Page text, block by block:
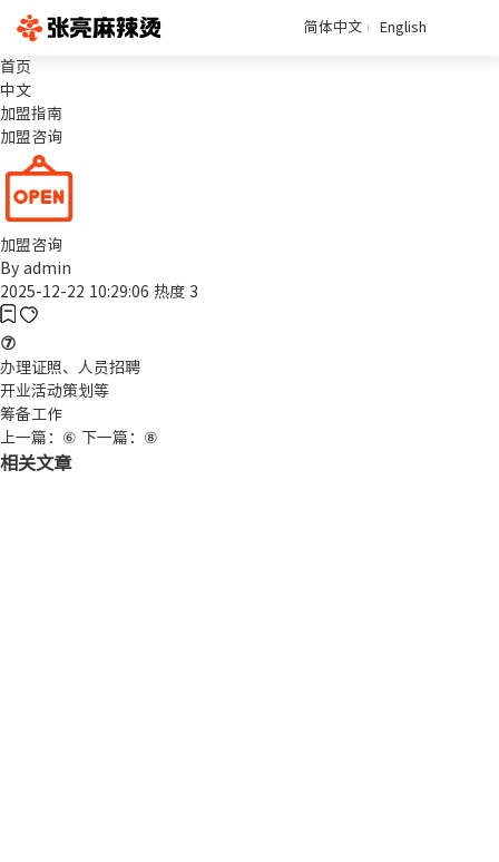
简体中文 English
首页
中文
加盟指南
加盟咨询
加盟咨询
By admin
2025-12-22 10:29:06 热度 3
⑦
办理证照、人员招聘
开业活动策划等
筹备工作
上一篇：⑥
下一篇：⑧
相关文章